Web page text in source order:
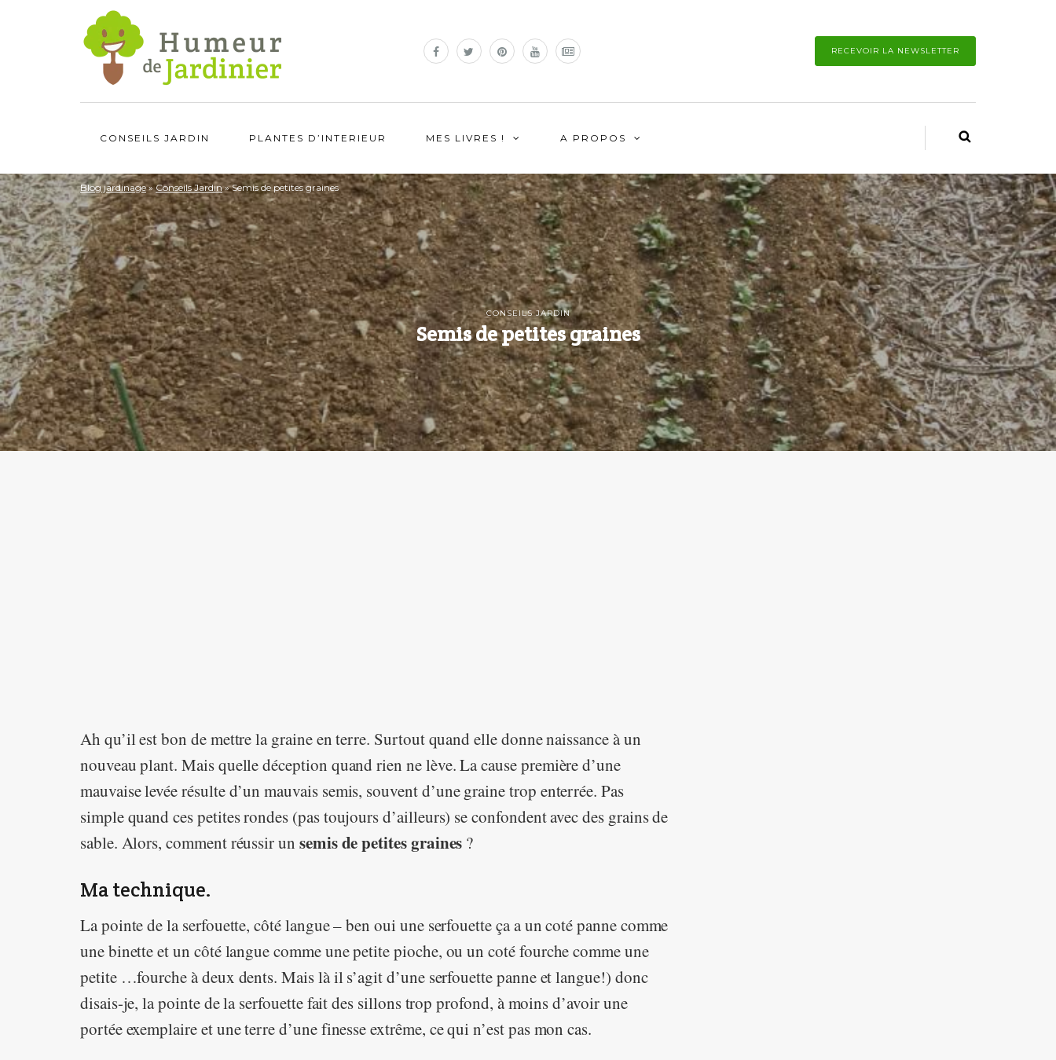
RECEVOIR LA NEWSLETTER
CONSEILS JARDIN PLANTES D’INTERIEUR MES LIVRES ! A PROPOS
Blog jardinage»Conseils Jardin»Semis de petites graines
CONSEILS JARDIN
Semis de petites graines
Ah qu’il est bon de mettre la graine en terre. Surtout quand elle donne naissance à un
nouveau plant. Mais quelle déception quand rien ne lève. La cause première d’une
mauvaise levée résulte d’un mauvais semis, souvent d’une graine trop enterrée. Pas
simple quand ces petites rondes (pas toujours d’ailleurs) se confondent avec des grains de
sable. Alors, comment réussir un semis de petites graines ?
Ma technique.
La pointe de la serfouette, côté langue – ben oui une serfouette ça a un coté panne comme
une binette et un côté langue comme une petite pioche, ou un coté fourche comme une
petite …fourche à deux dents. Mais là il s’agit d’une serfouette panne et langue!) donc
disais-je, la pointe de la serfouette fait des sillons trop profond, à moins d’avoir une
portée exemplaire et une terre d’une finesse extrême, ce qui n’est pas mon cas.